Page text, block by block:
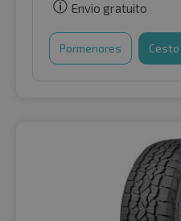
Envio gratuito
Pormenores